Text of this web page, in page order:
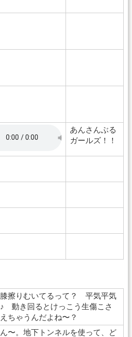
あんさんぶる
ガールズ！！
膝擦りむいてるって？ 平気平気
♪ 動き回るとけっこう生傷こさ
えちゃうんだよね〜？
ん〜。地下トンネルを使って、ど